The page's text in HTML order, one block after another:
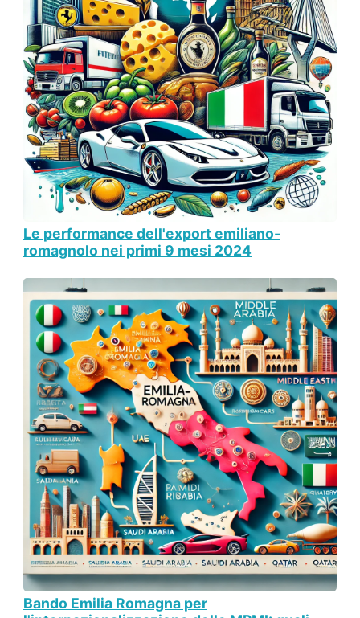
Le performance dell'export emiliano-
romagnolo nei primi 9 mesi 2024
Bando Emilia Romagna per